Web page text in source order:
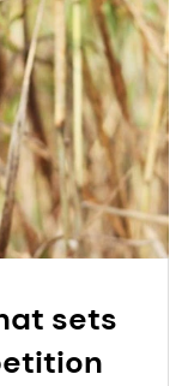
sets